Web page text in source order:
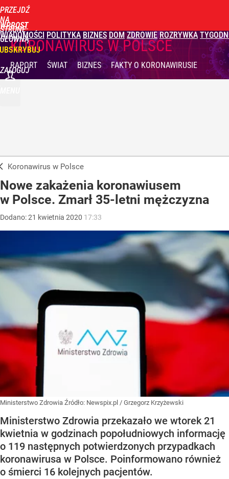
PRZEJDŹ
NA
STRONĘ
GŁÓWNĄ
WPROST
WIADOMOŚCI POLITYKA BIZNES DOM ZDROWIE ROZRYWKA
ZALOGUJ
KORONAWIRUS W POLSCE
RAPORT ŚWIAT BIZNES FAKTYO KORONAWIRUSIE
Koronawirus w Polsce
Nowe zakażenia koronawiusem
w Polsce. Zmarł 35-letni mężczyzna
Dodano:21 kwietnia 2020 17:33
Ministerstwo Zdrowia Źródło: Newspix.pl / Grzegorz Krzyżewski
Ministerstwo Zdrowia przekazało we wtorek 21
kwietnia w godzinach popołudniowych informację
o 119 następnych potwierdzonych przypadkach
koronawirusa w Polsce. Poinformowano również
o śmierci 16 kolejnych pacjentów.